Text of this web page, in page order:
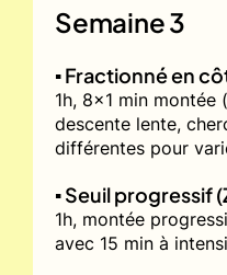
Semaine 3
▪️ Fractionné en
1h, 8x1 min montée
descente lente,
différentes pour
▪️ Seuil progressif
1h, montée
avec 15 min à